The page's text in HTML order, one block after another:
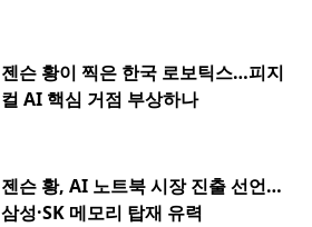
젠슨 황이 찍은 한국 로보틱스…피지
컬 AI 핵심 거점 부상하나
젠슨 황, AI 노트북 시장 진출 선언…
삼성·SK 메모리 탑재 유력